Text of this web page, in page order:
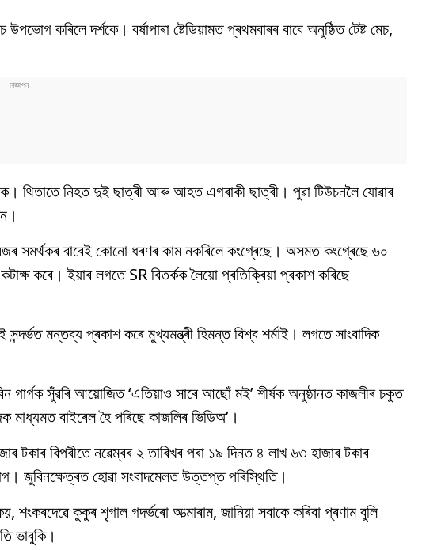
কৰিলে দৰ্শকে। বৰ্ষাপাৰা ষ্টেডিয়ামত প্ৰথমবাৰৰ বাবে অনুষ্ঠিত টেষ্ট মেচ,
থিতাতে নিহত দুই ছাত্ৰী আৰু আহত এগৰাকী ছাত্ৰী। পুৱা টিউচনলৈ যোৱাৰ
সমৰ্থকৰ বাবেই কোনো ধৰণৰ কাম নকৰিলে কংগ্ৰেছে। অসমত কংগ্ৰেছে ৬০
কটাক্ষ কৰে। ইয়াৰ লগতে SR বিতৰ্কক লৈয়ো প্ৰতিক্ৰিয়া প্ৰকাশ কৰিছে
মন্তব্য প্ৰকাশ কৰে মুখ্যমন্ত্ৰী হিমন্ত বিশ্ব শৰ্মাই। লগতে সাংবাদিক
গাৰ্গক সুঁৱৰি আয়োজিত ‘এতিয়াও সাৰে আছোঁ মই’ শীৰ্ষক অনুষ্ঠানত কাজলীৰ চকুত
বাইৰেল হৈ পৰিছে কাজলিৰ ভিডিঅ’।
টকাৰ বিপৰীতে নৱেম্বৰ ২ তাৰিখৰ পৰা ১৯ দিনত ৪ লাখ ৬৩ হাজাৰ টকাৰ
জুবিনক্ষেত্ৰত হোৱা সংবাদমেলত উত্তপ্ত পৰিস্থিতি।
কুকুৰ শৃগাল গদৰ্ভৰো আত্মাৰাম, জানিয়া সবাকে কৰিবা প্ৰণাম বুলি
ভাবুকি।